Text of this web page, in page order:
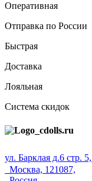
Оперативная
Отправка по России
Быстрая
Доставка
Лояльная
Система скидок
ул. Барклая д.6 стр.
Москва, 121087,